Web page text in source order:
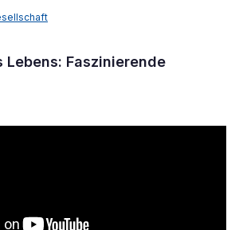
Lebens: Faszinierende